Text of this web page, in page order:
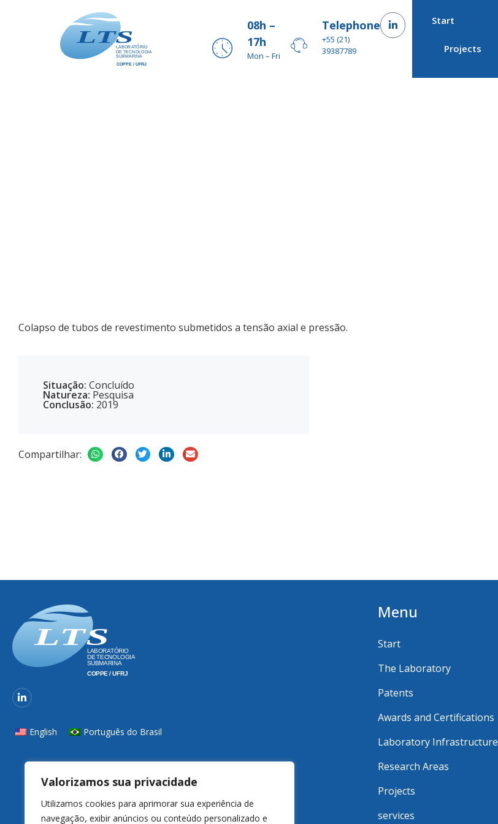
Valorizamos sua privacidade
Utilizamos cookies para aprimorar sua experiência de
navegação, exibir anúncios ou conteúdo personalizado e
08h –
17h
Mon – Fri
Telephone
+55 (21)
39387789
Start
Projects
Colapso de tubos de revestimento submetidos a tensão axial e pressão.
Situação: Concluído
Natureza: Pesquisa
Conclusão: 2019
Compartilhar:
English Português do Brasil
Menu
Start
The Laboratory
Patents
Awards and Certifications
Laboratory Infrastructure
Research Areas
Projects
services